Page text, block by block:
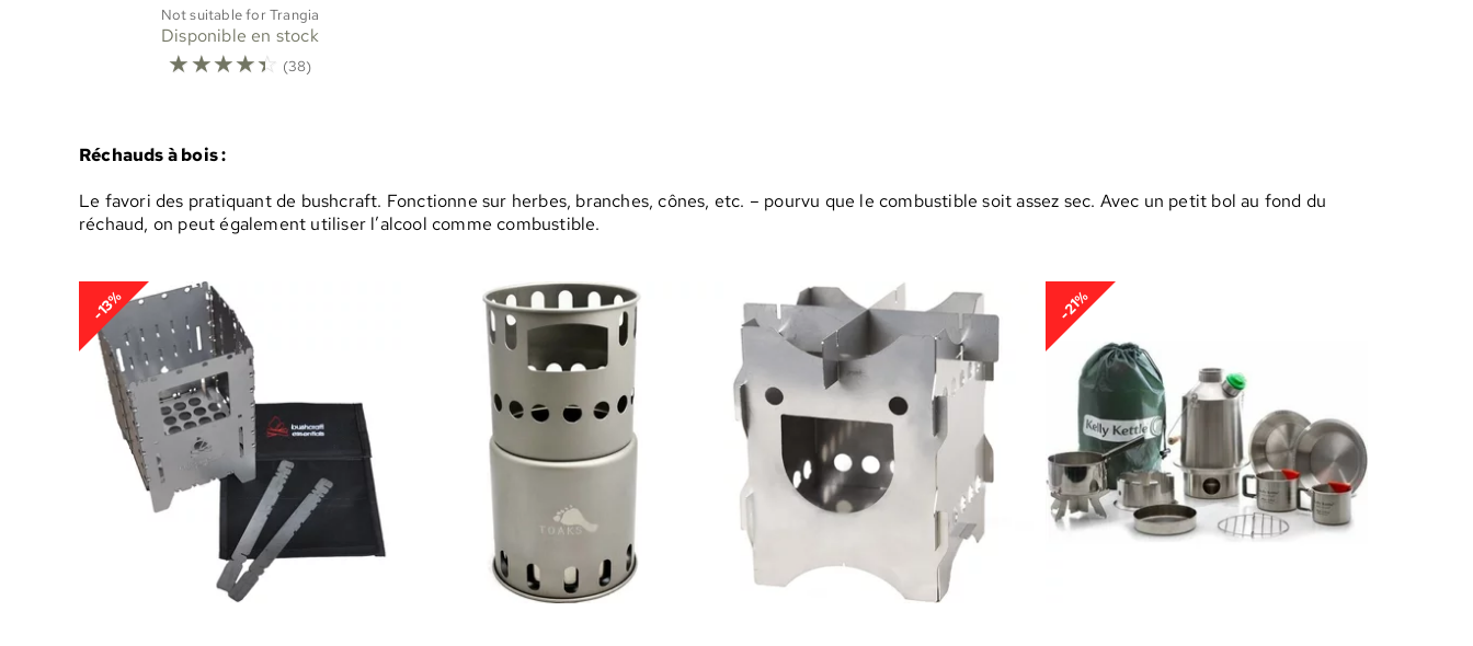
Not suitable for Trangia
Disponible en stock
☆☆☆☆☆ (38)
Réchauds à bois :
Le favori des pratiquant de bushcraft. Fonctionne sur herbes, branches, cônes, etc. – pourvu que le combustible soit assez sec. Avec un petit bol au fond du
réchaud, on peut également utiliser l’alcool comme combustible.
-13% -21%